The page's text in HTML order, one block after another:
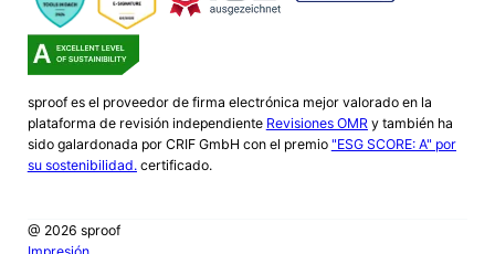
sproof es el proveedor de firma electrónica mejor valorado en la
plataforma de revisión independiente Revisiones OMRy también ha
sido galardonada por CRIF GmbH con el premio "ESG SCORE: A" por
su sostenibilidad.certificado.
@ 2026 sproof